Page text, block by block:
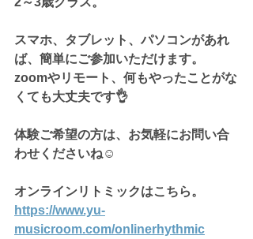
スマホ、タブレット、パソコンがあれ
ば、簡単にご参加いただけます。
zoomやリモート、何もやったことがな
くても大丈夫です👌
体験ご希望の方は、お気軽にお問い合
わせくださいね☺
オンラインリトミックはこちら。
https://www.yu-
musicroom.com/onlinerhythmic